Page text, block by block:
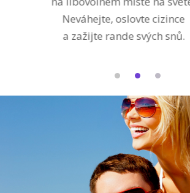
vám napoví, jak jste s
snů kompatibilní.